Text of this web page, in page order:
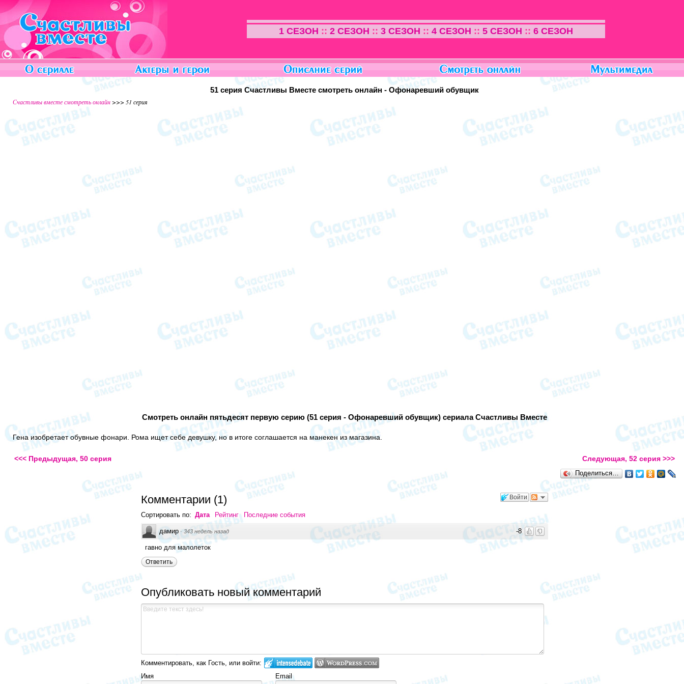
1 СЕЗОН :: 2 СЕЗОН :: 3 СЕЗОН :: 4 СЕЗОН :: 5 СЕЗОН :: 6 СЕЗОН
51 серия Счастливы Вместе смотреть онлайн - Офонаревший обувщик
Счастливы вместе смотреть онлайн>>> 51 серия
Смотреть онлайн пятьдесят первую серию (51 серия - Офонаревший обувщик) сериала Счастливы Вместе
Гена изобретает обувные фонари. Рома ищет себе девушку, но в итоге соглашается на манекен из магазина.
<<< Предыдущая, 50 серия Следующая, 52 серия >>>
Поделиться…
Войти
Комментарии (1)
Сортировать по: Дата Рейтинг Последние события
-8
дамир · 343 недель назад
гавно для малолеток
Ответить
Опубликовать новый комментарий
Комментировать, как Гость, или войти:
Имя
Email